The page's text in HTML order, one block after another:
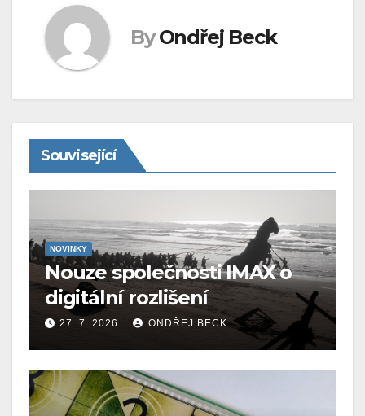
By Ondřej Beck
Související
NOVINKY
Nouze společnosti IMAX o
digitální rozlišení
27. 7. 2026 ONDŘEJ BECK